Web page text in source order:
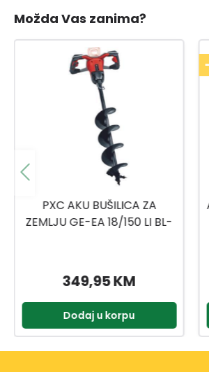
Možda Vas zanima?
AKU TRIMER WB 18V FRT CPF
SOL
79,95 KM
99,95 KM
Dodaj u korpu